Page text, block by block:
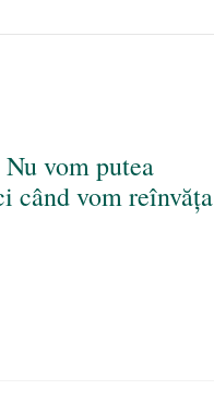
vom putea
când vom reînvăța